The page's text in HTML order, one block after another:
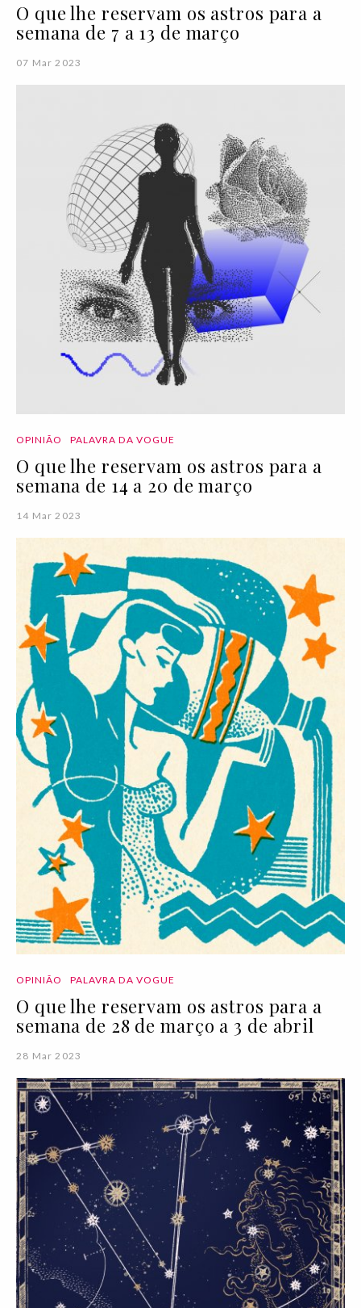
O que lhe reservam os astros para a
semana de 7 a 13 de março
07 Mar 2023
OPINIÃO PALAVRA DA VOGUE
O que lhe reservam os astros para a
semana de 14 a 20 de março
14 Mar 2023
OPINIÃO PALAVRA DA VOGUE
O que lhe reservam os astros para a
semana de 28 de março a 3 de abril
28 Mar 2023